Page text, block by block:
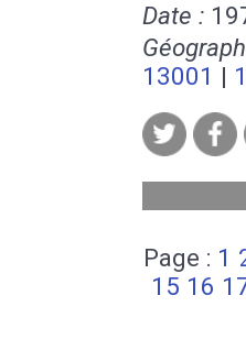
Date :
13001 |
Page : 1
15 16